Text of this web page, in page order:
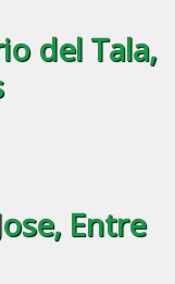
del Tala,
Entre